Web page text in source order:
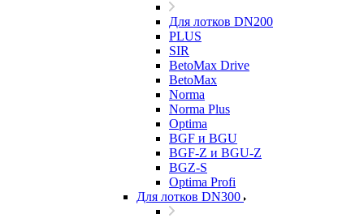
Для лотков DN200
PLUS
SIR
BetoMax Drive
BetoMax
Norma
Norma Plus
Optima
BGF и BGU
BGF-Z и BGU-Z
BGZ-S
Optima Profi
Для лотков DN300